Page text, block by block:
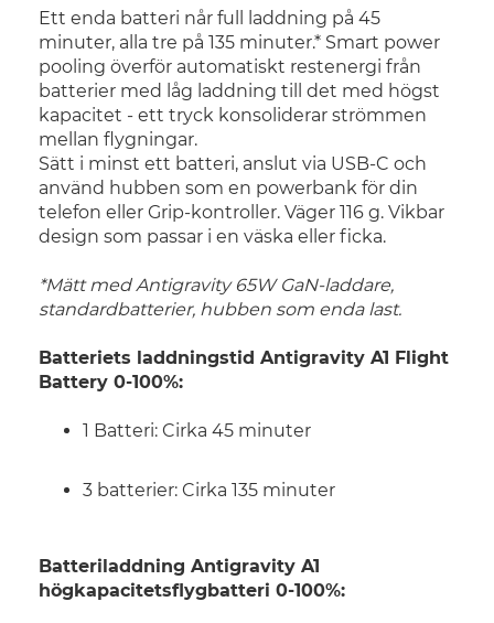
Ett enda batteri når full laddning på 45
minuter, alla tre på 135 minuter.* Smart power
pooling överför automatiskt restenergi från
batterier med låg laddning till det med högst
kapacitet - ett tryck konsoliderar strömmen
mellan flygningar.
Sätt i minst ett batteri, anslut via USB-C och
använd hubben som en powerbank för din
telefon eller Grip-kontroller. Väger 116 g. Vikbar
design som passar i en väska eller ficka.
*Mätt med Antigravity 65W GaN-laddare,
standardbatterier, hubben som enda last.
Batteriets laddningstid Antigravity A1 Flight
Battery 0-100%:
1 Batteri: Cirka 45 minuter
3 batterier: Cirka 135 minuter
Batteriladdning Antigravity A1
högkapacitetsflygbatteri 0-100%: